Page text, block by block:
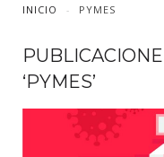
INICIO PYMES
‘PYMES’